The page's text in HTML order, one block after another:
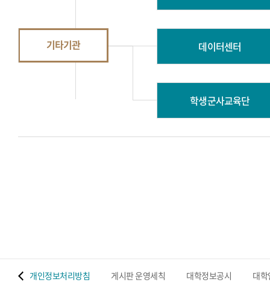
기타기관 데이터센터
학생군사교육단
개인정보처리방침 게시판 운영세칙 대학정보공시 대